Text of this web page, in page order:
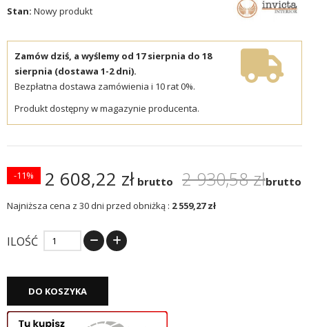
Stan: Nowy produkt
Zamów dziś, a wyślemy od 17 sierpnia do 18
sierpnia (dostawa 1-2 dni).
Bezpłatna dostawa zamówienia i 10 rat 0%.
Produkt dostępny w magazynie producenta.
2 608,22 zł brutto 2 930,58 złbrutto
-11%
Najniższa cena z 30 dni przed obniżką : 2 559,27 zł
ILOŚĆ
DO KOSZYKA